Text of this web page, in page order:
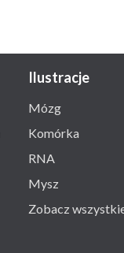
Ilustracje
Mózg
Komórka
RNA
Mysz
Zobacz